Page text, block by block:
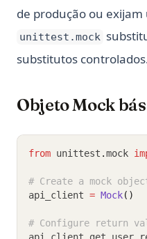
de produção ou
unittest.mock
substitutos
Objeto Mock
from unittest .mock
# Create a mock
api_client = Mock()
# Configure return